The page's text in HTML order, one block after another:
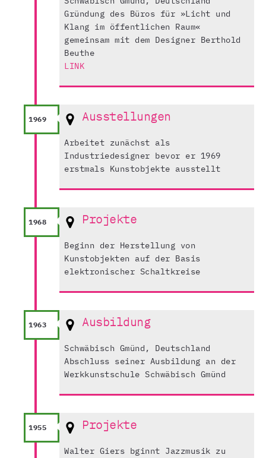
Gründung des Büros für »Licht und
Klang im öffentlichen Raum«
gemeinsam mit dem Designer Berthold
Beuthe
LINK
1969 Ausstellungen
Arbeitet zunächst als
Industriedesigner bevor er 1969
erstmals Kunstobjekte ausstellt
1968 Projekte
Beginn der Herstellung von
Kunstobjekten auf der Basis
elektronischer Schaltkreise
1963 Ausbildung
Schwäbisch Gmünd, Deutschland
Abschluss seiner Ausbildung an der
Werkkunstschule Schwäbisch Gmünd
1955 Projekte
Walter Giers bginnt Jazzmusik zu